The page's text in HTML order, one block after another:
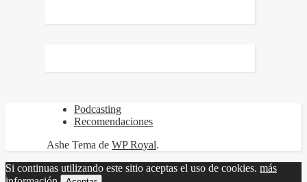
Podcasting
Recomendaciones
Ashe Tema de WP Royal.
Si continuas utilizando este sitio aceptas el uso de cookies. más